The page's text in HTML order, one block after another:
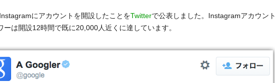
にアカウントを開設したことをTwitterで公表しました。Instagramアカウント
ーは開設12時間で既に20,000人近くに達しています。